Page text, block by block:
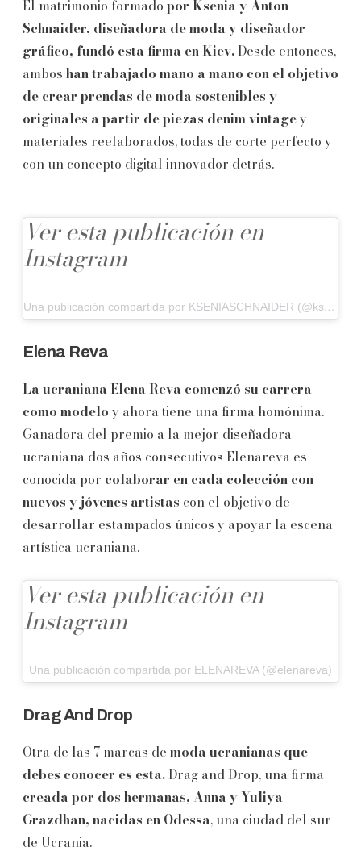
El matrimonio formado por Ksenia y Anton
Schnaider, diseñadora de moda y diseñador
gráfico, fundó esta firma en Kiev. Desde entonces,
ambos han trabajado mano a mano con el objetivo
de crear prendas de moda sostenibles y
originales a partir de piezas denim vintagey
materiales reelaborados, todas de corte perfecto y
con un concepto digital innovador detrás.
Ver esta publicación en
Instagram
Una publicación compartida por KSENIASCHNAIDER (@kseniaschnaider)
Elena Reva
Laucraniana Elena Reva comenzó su carrera
como modelo y ahora tiene una firma homónima.
Ganadora del premio a la mejor diseñadora
ucraniana dos años consecutivos Elenareva es
conocida por colaborar en cada colección con
nuevos y jóvenes artistas con el objetivo de
desarrollar estampados únicos y apoyar la escena
artística ucraniana.
Ver esta publicación en
Instagram
Una publicación compartida por ELENAREVA (@elenareva)
Drag And Drop
Otra de las 7 marcas de moda ucranianas que
debes conocer es esta. Drag and Drop, una firma
creada por dos hermanas, Anna y Yuliya
Grazdhan, nacidas en Odessa, una ciudad del sur
de Ucrania.